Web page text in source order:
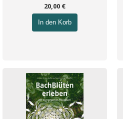
20,00 €
In den Korb